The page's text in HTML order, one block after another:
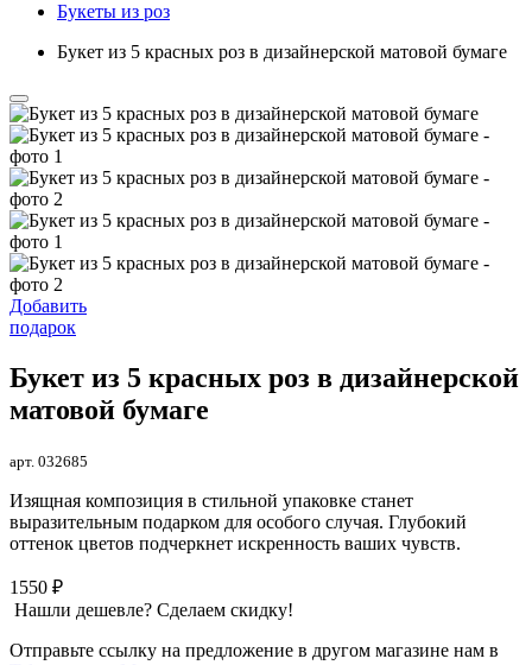
Букеты из роз
Букет из 5 красных роз в дизайнерской матовой бумаге
Добавить
подарок
Букет из 5 красных роз в дизайнерской
матовой бумаге
арт. 032685
Изящная композиция в стильной упаковке станет
выразительным подарком для особого случая. Глубокий
оттенок цветов подчеркнет искренность ваших чувств.
1550 ₽
Нашли дешевле? Сделаем скидку!
Отправьте ссылку на предложение в другом магазине нам в